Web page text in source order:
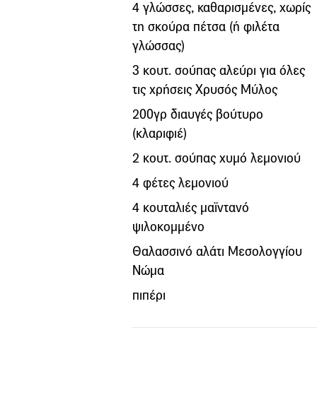
4 γλώσσες, καθαρισμένες, χωρίς
τη σκούρα πέτσα (ή φιλέτα
γλώσσας)
3 κουτ. σούπας αλεύρι για όλες
τις χρήσεις Χρυσός Μύλος
200γρ διαυγές βούτυρο
(κλαριφιέ)
2 κουτ. σούπας χυμό λεμονιού
4 φέτες λεμονιού
4 κουταλιές μαϊντανό
ψιλοκομμένο
Θαλασσινό αλάτι Μεσολογγίου
Νώμα
πιπέρι